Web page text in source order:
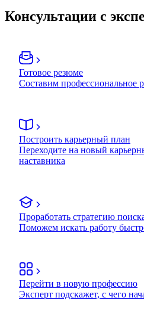
Консультации с
Готовое резюме
Составим профессиональное
Построить карьерный план
Переходите на новый
наставника
Проработать стратегию
Поможем искать работу
Перейти в новую профессию
Эксперт подскажет, с чего